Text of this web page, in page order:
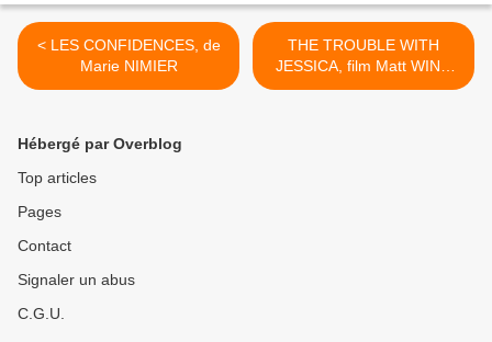
< LES CONFIDENCES, de
Marie NIMIER
THE TROUBLE WITH
JESSICA, film Matt WINN
(Festival du film britannique
Hébergé par Overblog
Top articles
Pages
Contact
Signaler un abus
C.G.U.